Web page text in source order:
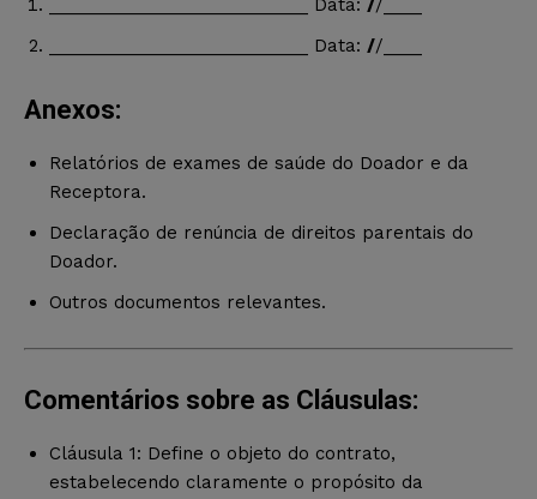
___________________________ Data: //____
Anexos:
Relatórios de exames de saúde do Doador e da
Receptora.
Declaração de renúncia de direitos parentais do
Doador.
Outros documentos relevantes.
Comentários sobre as Cláusulas:
Cláusula 1: Define o objeto do contrato,
estabelecendo claramente o propósito da